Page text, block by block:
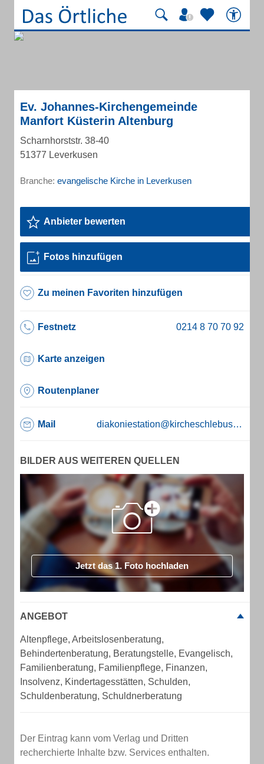
Ev. Johannes-Kirchengemeinde
Manfort Küsterin Altenburg
Scharnhorststr. 38-40
51377 Leverkusen
Branche: evangelische Kirche in Leverkusen
Anbieter bewerten
Fotos hinzufügen
Zu meinen Favoriten hinzufügen
Festnetz
Karte anzeigen
Routenplaner
Mail diakoniestation@kircheschlebusch.de
BILDER AUS WEITEREN QUELLEN
Jetzt das 1. Foto hochladen
ANGEBOT
Altenpflege, Arbeitslosenberatung,
Behindertenberatung, Beratungstelle, Evangelisch,
Familienberatung, Familienpflege, Finanzen,
Insolvenz, Kindertagesstätten, Schulden,
Schuldenberatung, Schuldnerberatung
Der Eintrag kann vom Verlag und Dritten
recherchierte Inhalte bzw. Services enthalten.